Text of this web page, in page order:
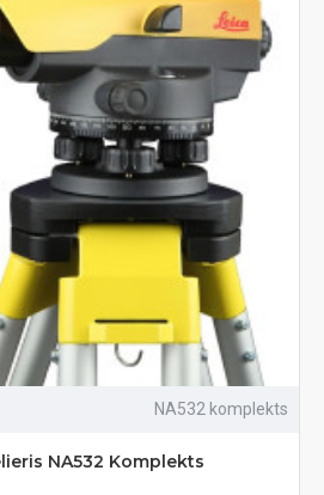
NA532 komplekts
NA532 Komplekts